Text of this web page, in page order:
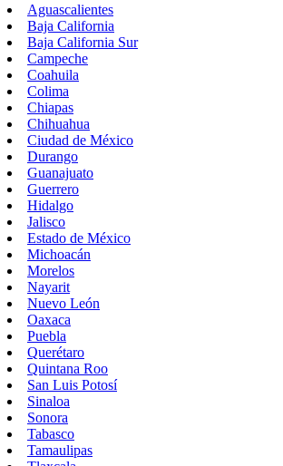
Aguascalientes
Baja California
Baja California Sur
Campeche
Coahuila
Colima
Chiapas
Chihuahua
Ciudad de México
Durango
Guanajuato
Guerrero
Hidalgo
Jalisco
Estado de México
Michoacán
Morelos
Nayarit
Nuevo León
Oaxaca
Puebla
Querétaro
Quintana Roo
San Luis Potosí
Sinaloa
Sonora
Tabasco
Tamaulipas